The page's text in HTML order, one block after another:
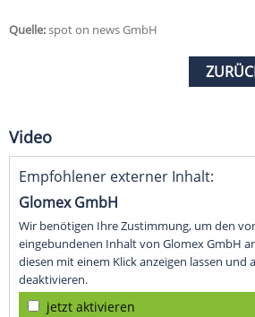
Quelle:spot on news GmbH
Video
Empfohlener externer Inhalt:
Glomex GmbH
Wir benötigen Ihre Zustimmung, um den
eingebundenen Inhalt von Glomex GmbH
diesen mit einem Klick anzeigen lassen und
deaktivieren.
jetzt aktivieren